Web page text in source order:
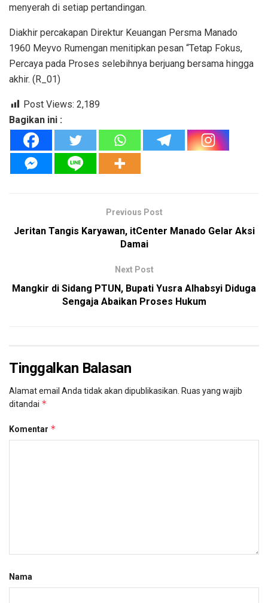
menyerah di setiap pertandingan.
‎Diakhir percakapan Direktur Keuangan Persma Manado
1960 Meyvo Rumengan menitipkan pesan “Tetap Fokus,
Percaya pada Proses selebihnya berjuang bersama hingga
akhir. (R_01)
Post Views: 2,189
Bagikan ini :
Previous Post
Jeritan Tangis Karyawan, itCenter Manado Gelar Aksi
Damai
Next Post
Mangkir di Sidang PTUN, Bupati Yusra Alhabsyi Diduga
Sengaja Abaikan Proses Hukum
Tinggalkan Balasan
Alamat email Anda tidak akan dipublikasikan. Ruas yang wajib
ditandai *
Komentar *
Nama